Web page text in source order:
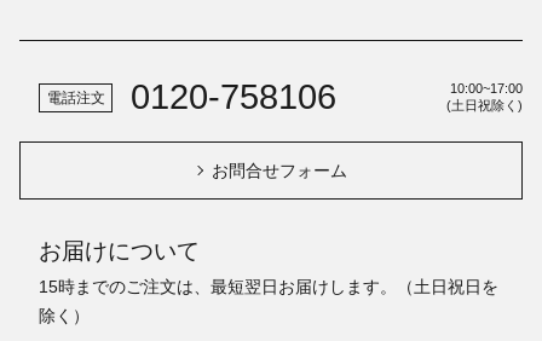
電話注文 0120-758106
10:00~17:00
(土日祝除く)
お問合せフォーム
お届けについて
15時までのご注文は、最短翌日お届けします。（土日祝日を
除く）